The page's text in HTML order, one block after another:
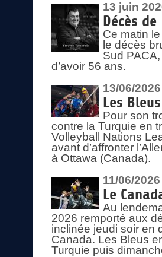
13 juin
Décès de
Ce matin
le décès
Sud
d’avoir 56 ans.
13/06/2026
Les
Pour son
contre la Turquie en
Volleyball Nations
avant d’affronter
à Ottawa (Canada).
11/06/2026
Le
Au
2026 remporté aux
inclinée jeudi soir en
Canada. Les Bleus
Turquie puis